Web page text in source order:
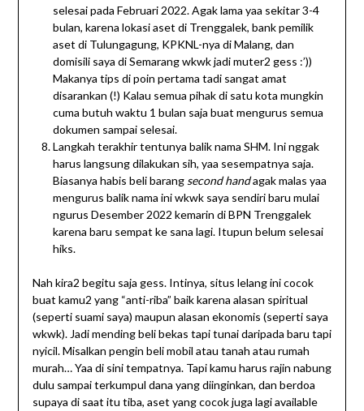
selesai pada Februari 2022. Agak lama yaa sekitar 3-4
bulan, karena lokasi aset di Trenggalek, bank pemilik
aset di Tulungagung, KPKNL-nya di Malang, dan
domisili saya di Semarang wkwk jadi muter2 gess :’))
Makanya tips di poin pertama tadi sangat amat
disarankan (!) Kalau semua pihak di satu kota mungkin
cuma butuh waktu 1 bulan saja buat mengurus semua
dokumen sampai selesai.
Langkah terakhir tentunya balik nama SHM. Ini nggak
harus langsung dilakukan sih, yaa sesempatnya saja.
Biasanya habis beli barang second handagak malas yaa
mengurus balik nama ini wkwk saya sendiri baru mulai
ngurus Desember 2022 kemarin di BPN Trenggalek
karena baru sempat ke sana lagi. Itupun belum selesai
hiks.
Nah kira2 begitu saja gess. Intinya, situs lelang ini cocok
buat kamu2 yang “anti-riba” baik karena alasan spiritual
(seperti suami saya) maupun alasan ekonomis (seperti saya
wkwk). Jadi mending beli bekas tapi tunai daripada baru tapi
nyicil. Misalkan pengin beli mobil atau tanah atau rumah
murah… Yaa di sini tempatnya. Tapi kamu harus rajin nabung
dulu sampai terkumpul dana yang diinginkan, dan berdoa
supaya di saat itu tiba, aset yang cocok juga lagi available